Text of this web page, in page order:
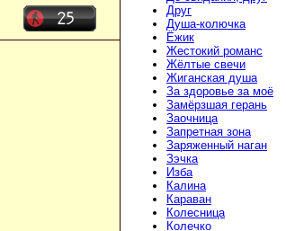
Друг
Душа-колючка
Ёжик
Жестокий романс
Жёлтые свечи
Жиганская душа
За здоровье за моё
Замёрзшая герань
Заочница
Запретная зона
Заряженный наган
Зэчка
Изба
Калина
Караван
Колесница
Колечко